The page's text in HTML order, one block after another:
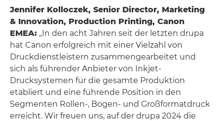
Jennifer Kolloczek, Senior Director, Marketing
& Innovation, Production Printing, Canon
EMEA: „In den acht Jahren seit der letzten drupa
hat Canon erfolgreich mit einer Vielzahl von
Druckdienstleistern zusammengearbeitet und
sich als führender Anbieter von Inkjet-
Drucksystemen für die gesamte Produktion
etabliert und eine führende Position in den
Segmenten Rollen-, Bogen- und Großformatdruck
erreicht. Wir freuen uns, auf der drupa 2024 die